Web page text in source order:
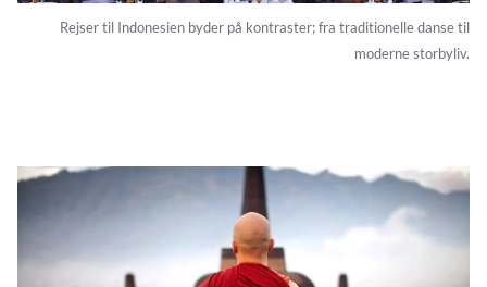
Rejser til Indonesien byder på kontraster; fra traditionelle danse til
moderne storbyliv.